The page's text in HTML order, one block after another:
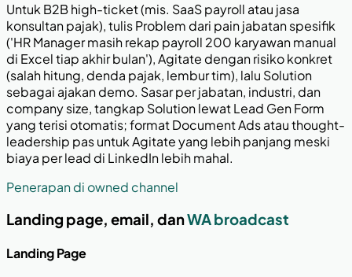
Untuk B2B high-ticket (mis. SaaS payroll atau jasa
konsultan pajak), tulis Problem dari pain jabatan spesifik
('HR Manager masih rekap payroll 200 karyawan manual
di Excel tiap akhir bulan'), Agitate dengan risiko konkret
(salah hitung, denda pajak, lembur tim), lalu Solution
sebagai ajakan demo. Sasar per jabatan, industri, dan
company size, tangkap Solution lewat Lead Gen Form
yang terisi otomatis; format Document Ads atau thought-
leadership pas untuk Agitate yang lebih panjang meski
biaya per lead di LinkedIn lebih mahal.
Penerapan di owned channel
Landing page, email, danWA broadcast
Landing Page